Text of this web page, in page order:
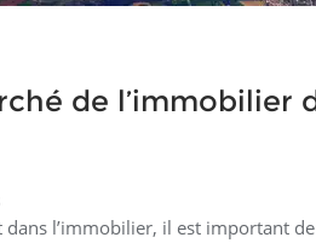
de l’immobilier
l’immobilier, il est important